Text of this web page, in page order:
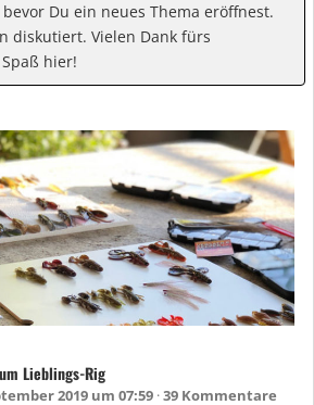
Du ein neues Thema eröffnest.
diskutiert. Vielen Dank fürs
hier!
Lieblings-Rig
2019 um 07:59 39 Kommentare